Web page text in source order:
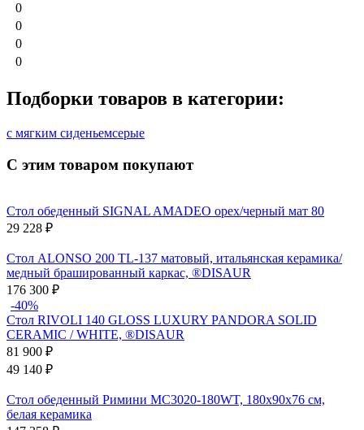
0
0
0
0
Подборки товаров в категории:
с мягким сиденьемсерые
С этим товаром покупают
Стол обеденный SIGNAL AMADEO орех/черный мат 80
29 228 ₽
Стол ALONSO 200 TL-137 матовый, итальянская керамика/
медный брашированный каркас, ®DISAUR
176 300 ₽
-40%
Стол RIVOLI 140 GLOSS LUXURY PANDORA SOLID
CERAMIC / WHITE, ®DISAUR
81 900 ₽
49 140 ₽
Стол обеденный Римини MC3020-180WT, 180х90х76 см,
белая керамика